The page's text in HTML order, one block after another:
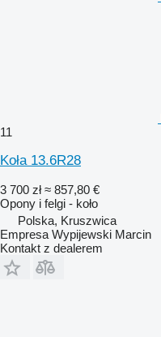
11
Koła 13.6R28
3 700 zł ≈ 857,80 €
Opony i felgi - koło
Polska, Kruszwica
Empresa Wypijewski Marcin
Kontakt z dealerem